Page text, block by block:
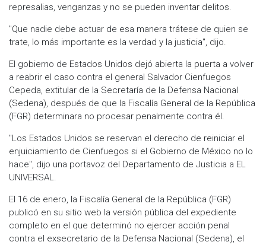
represalias, venganzas y no se pueden inventar delitos.
"Que nadie debe actuar de esa manera trátese de quien se
trate, lo más importante es la verdad y la justicia", dijo.
El gobierno de Estados Unidos dejó abierta la puerta a volver
a reabrir el caso contra el general Salvador Cienfuegos
Cepeda, extitular de la Secretaría de la Defensa Nacional
(Sedena), después de que la Fiscalía General de la República
(FGR) determinara no procesar penalmente contra él.
"Los Estados Unidos se reservan el derecho de reiniciar el
enjuiciamiento de Cienfuegos si el Gobierno de México no lo
hace", dijo una portavoz del Departamento de Justicia a EL
UNIVERSAL.
El 16 de enero, la Fiscalía General de la República (FGR)
publicó en su sitio web la versión pública del expediente
completo en el que determinó no ejercer acción penal
contra el exsecretario de la Defensa Nacional (Sedena), el